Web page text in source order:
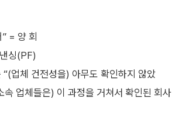
= 양 회
싱(PF)
업체 건전성을) 아무도 확인하지 않았
업체들은) 이 과정을 거쳐서 확인된 회사